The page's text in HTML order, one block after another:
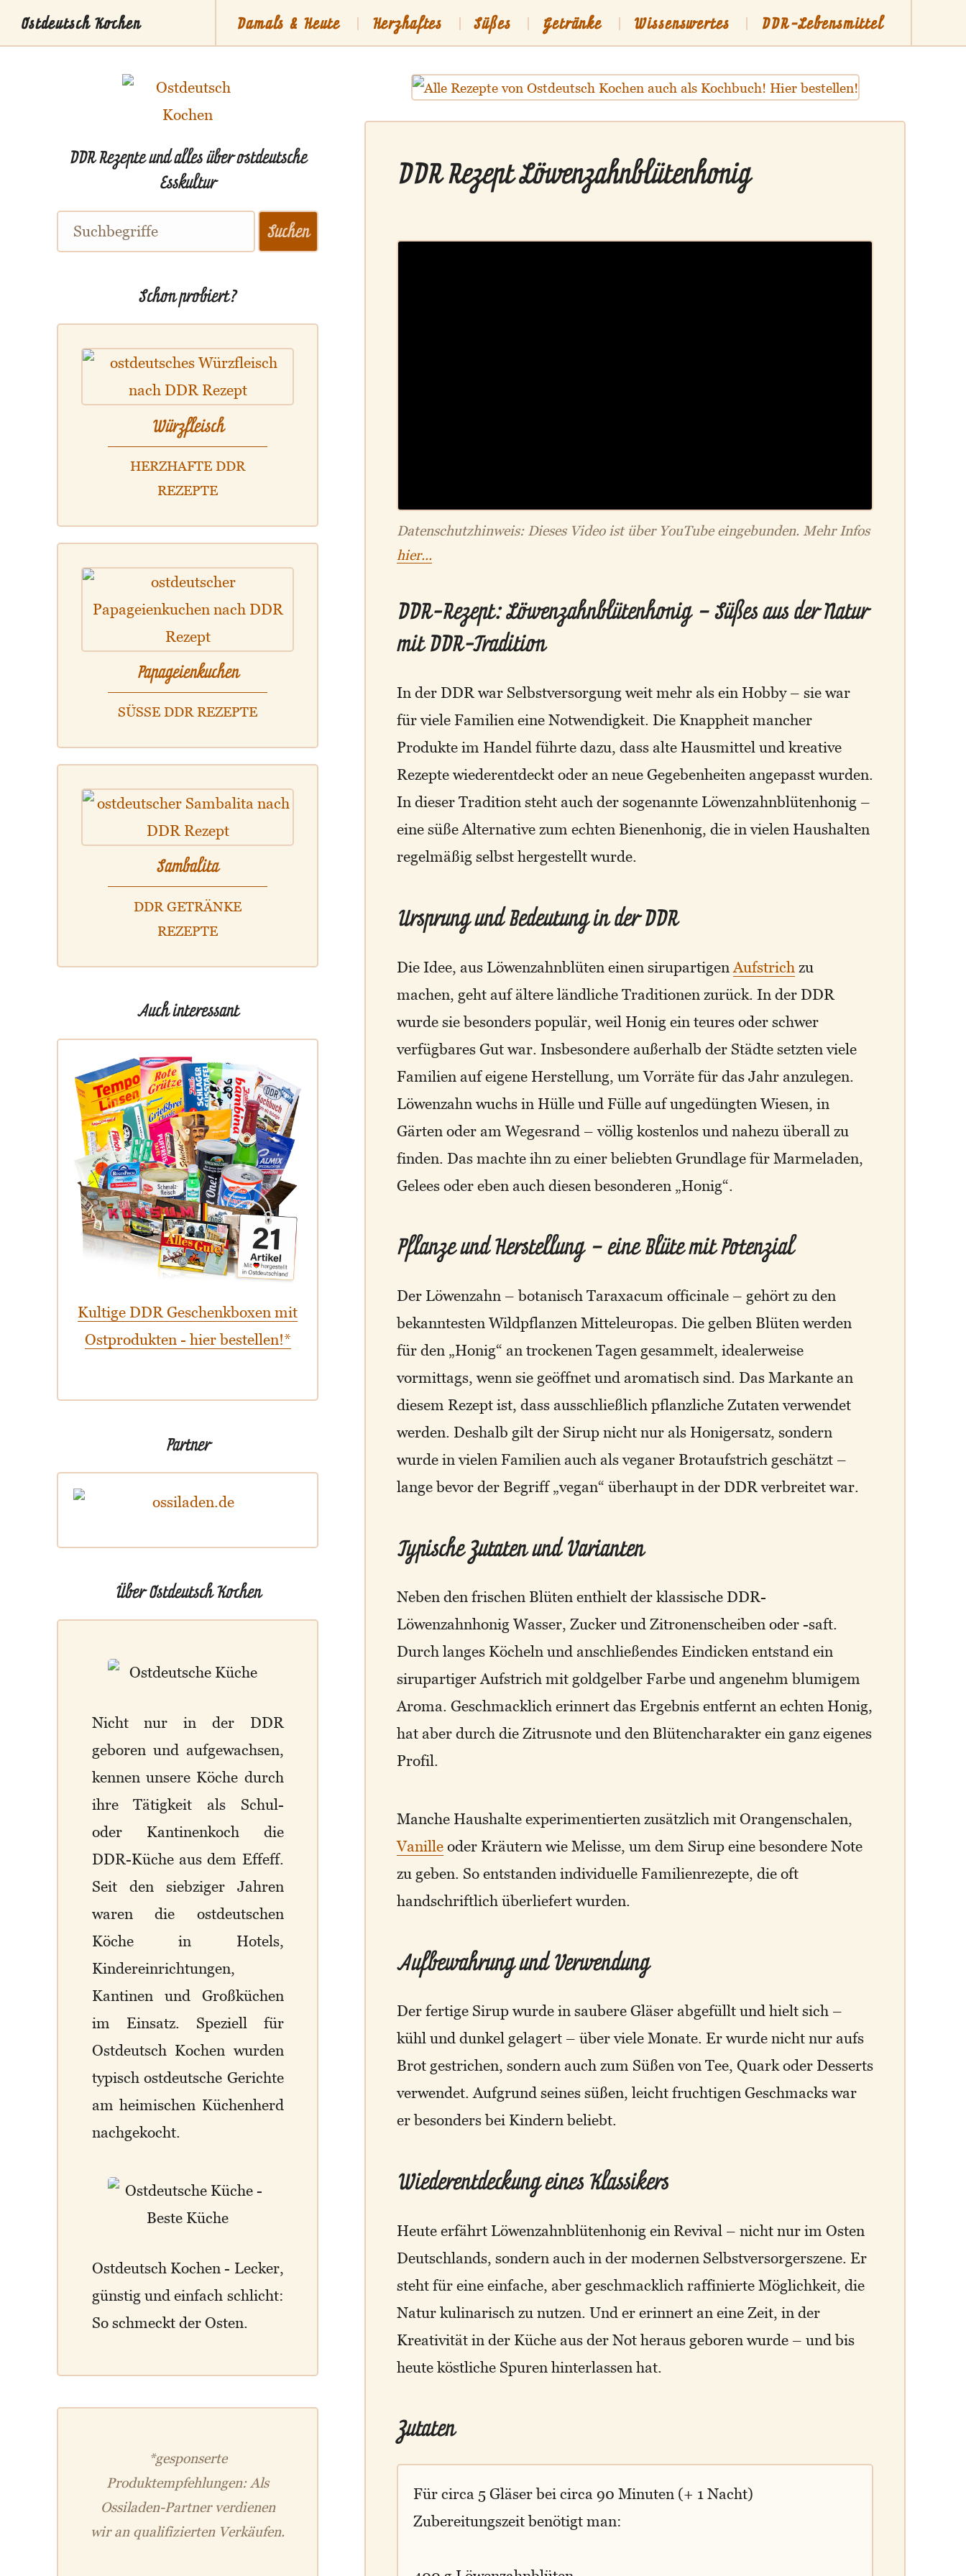
Ostdeutsch Kochen Damals & Heute Herzhaftes Süßes Getränke Wissenswertes DDR-Lebensmittel
DDR Rezept Löwenzahnblütenhonig
Datenschutzhinweis: Dieses Video ist über YouTube eingebunden. Mehr Infos
hier...
DDR-Rezept: Löwenzahnblütenhonig – Süßes aus der Natur
mit DDR-Tradition
In der DDR war Selbstversorgung weit mehr als ein Hobby – sie war
für viele Familien eine Notwendigkeit. Die Knappheit mancher
Produkte im Handel führte dazu, dass alte Hausmittel und kreative
Rezepte wiederentdeckt oder an neue Gegebenheiten angepasst wurden.
In dieser Tradition steht auch der sogenannte Löwenzahnblütenhonig –
eine süße Alternative zum echten Bienenhonig, die in vielen Haushalten
regelmäßig selbst hergestellt wurde.
Ursprung und Bedeutung in der DDR
Die Idee, aus Löwenzahnblüten einen sirupartigenAufstrich zu
machen, geht auf ältere ländliche Traditionen zurück. In der DDR
wurde sie besonders populär, weil Honig ein teures oder schwer
verfügbares Gut war. Insbesondere außerhalb der Städte setzten viele
Familien auf eigene Herstellung, um Vorräte für das Jahr anzulegen.
Löwenzahn wuchs in Hülle und Fülle auf ungedüngten Wiesen, in
Gärten oder am Wegesrand – völlig kostenlos und nahezu überall zu
finden. Das machte ihn zu einer beliebten Grundlage für Marmeladen,
Gelees oder eben auch diesen besonderen „Honig“.
Pflanze und Herstellung – eine Blüte mit Potenzial
Der Löwenzahn – botanisch Taraxacum officinale – gehört zu den
bekanntesten Wildpflanzen Mitteleuropas. Die gelben Blüten werden
für den „Honig“ an trockenen Tagen gesammelt, idealerweise
vormittags, wenn sie geöffnet und aromatisch sind. Das Markante an
diesem Rezept ist, dass ausschließlich pflanzliche Zutaten verwendet
werden. Deshalb gilt der Sirup nicht nur als Honigersatz, sondern
wurde in vielen Familien auch als veganer Brotaufstrich geschätzt –
lange bevor der Begriff „vegan“ überhaupt in der DDR verbreitet war.
Typische Zutaten und Varianten
Neben den frischen Blüten enthielt der klassische DDR-
Löwenzahnhonig Wasser, Zucker und Zitronenscheiben oder -saft.
Durch langes Köcheln und anschließendes Eindicken entstand ein
sirupartiger Aufstrich mit goldgelber Farbe und angenehm blumigem
Aroma. Geschmacklich erinnert das Ergebnis entfernt an echten Honig,
hat aber durch die Zitrusnote und den Blütencharakter ein ganz eigenes
Profil.
Manche Haushalte experimentierten zusätzlich mit Orangenschalen,
Vanille oder Kräutern wie Melisse, um dem Sirup eine besondere Note
zu geben. So entstanden individuelle Familienrezepte, die oft
handschriftlich überliefert wurden.
Aufbewahrung und Verwendung
Der fertige Sirup wurde in saubere Gläser abgefüllt und hielt sich –
kühl und dunkel gelagert – über viele Monate. Er wurde nicht nur aufs
Brot gestrichen, sondern auch zum Süßen von Tee, Quark oder Desserts
verwendet. Aufgrund seines süßen, leicht fruchtigen Geschmacks war
er besonders bei Kindern beliebt.
Wiederentdeckung eines Klassikers
Heute erfährt Löwenzahnblütenhonig ein Revival – nicht nur im Osten
Deutschlands, sondern auch in der modernen Selbstversorgerszene. Er
steht für eine einfache, aber geschmacklich raffinierte Möglichkeit, die
Natur kulinarisch zu nutzen. Und er erinnert an eine Zeit, in der
Kreativität in der Küche aus der Not heraus geboren wurde – und bis
heute köstliche Spuren hinterlassen hat.
Zutaten
Für circa 5 Gläser bei circa 90 Minuten (+ 1 Nacht)
Zubereitungszeit benötigt man:
DDR Rezepte und alles über ostdeutsche
Esskultur
Schon probiert?
Würzfleisch
HERZHAFTE DDR
REZEPTE
Papageienkuchen
SÜSSE DDR REZEPTE
Sambalita
DDR GETRÄNKE
REZEPTE
Auch interessant
Kultige DDR Geschenkboxen mit
Ostprodukten - hier bestellen!*
Partner
Über Ostdeutsch Kochen
Nicht nur in der DDR
geboren und aufgewachsen,
kennen unsere Köche durch
ihre Tätigkeit als Schul-
oder Kantinenkoch die
DDR-Küche aus dem Effeff.
Seit den siebziger Jahren
waren die ostdeutschen
Köche in Hotels,
Kindereinrichtungen,
Kantinen und Großküchen
im Einsatz. Speziell für
Ostdeutsch Kochen wurden
typisch ostdeutsche Gerichte
am heimischen Küchenherd
nachgekocht.
Ostdeutsch Kochen - Lecker,
günstig und einfach schlicht:
So schmeckt der Osten.
*gesponserte
Produktempfehlungen: Als
Ossiladen-Partner verdienen
wir an qualifizierten Verkäufen.